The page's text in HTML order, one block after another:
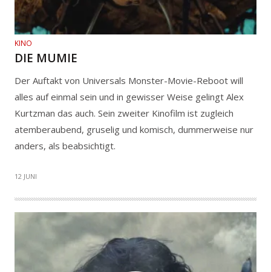
KINO
DIE MUMIE
Der Auftakt von Universals Monster-Movie-Reboot will
alles auf einmal sein und in gewisser Weise gelingt Alex
Kurtzman das auch. Sein zweiter Kinofilm ist zugleich
atemberaubend, gruselig und komisch, dummerweise nur
anders, als beabsichtigt.
12 JUNI